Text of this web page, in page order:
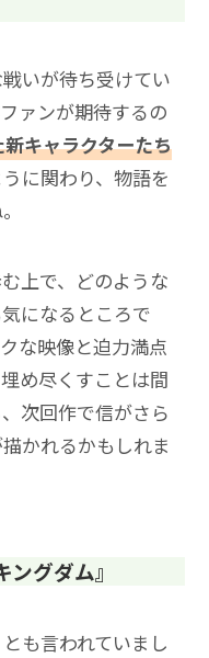
いが待ち受けてい
ァンが期待するの
キャラクターたち
に関わり、物語を
上で、どのような
になるところで
な映像と迫力満点
め尽くすことは間
次回作で信がさら
かれるかもしれま
グダム』
も言われていまし